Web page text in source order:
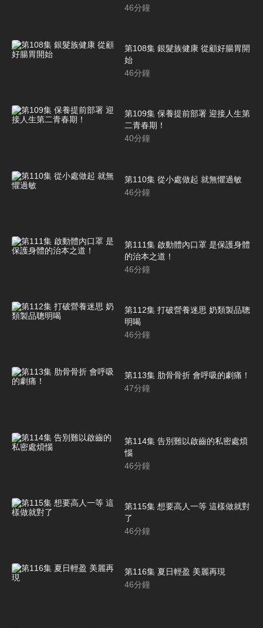
46分鐘
第108集 銀髮族健康 從顧好腸胃開
始
46分鐘
第109集 保養提前部署 迎接人生第
二青春期！
40分鐘
第110集 從小處做起 就無懼過敏
46分鐘
第111集 啟動體內口罩 是保護身體
的治本之道！
46分鐘
第112集 打破營養迷思 奶類製品聰
明喝
46分鐘
第113集 肋骨骨折 會呼吸的劇痛！
47分鐘
第114集 告別難以啟齒的私密處煩
惱
46分鐘
第115集 想要高人一等 這樣做就對
了
46分鐘
第116集 夏日輕盈 美麗再現
46分鐘